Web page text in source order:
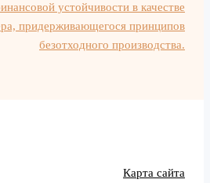
устойчивости в качестве
придерживающегося принципов
безотходного производства.
Карта сайта